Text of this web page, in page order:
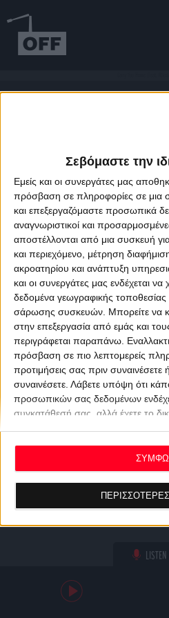
Σεβόμαστε την
Εμείς και οι συνεργάτες μας
πρόσβαση σε πληροφορίες σε
και επεξεργαζόμαστε προσωπικά
αναγνωριστικοί και
αποστέλλονται από μια συσκευή για
και περιεχόμενο, μέτρηση
ακροατηρίου και ανάπτυξη
και οι συνεργάτες μας ενδέχεται
δεδομένα γεωγραφικής
σάρωσης συσκευών. Μπορείτε να
στην επεξεργασία από εμάς και
περιγράφεται παραπάνω.
πρόσβαση σε πιο λεπτομερείς
προτιμήσεις σας πριν συναινέσετε
συναινέσετε. Λάβετε υπόψη ότι
προσωπικών σας δεδομένων
συγκατάθεσή σας, αλλά έχετε το
ανακαλέσετε τη συγκατάθεσή σας
επιστρέφοντας σε αυτόν τον
κουμπί "Απορρήτου" στο κάτω
About Offradio Business Class
Designed & developed by